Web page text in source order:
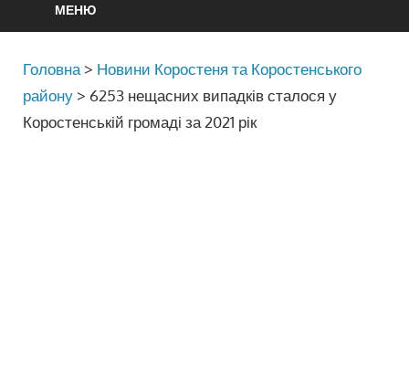
МЕНЮ
Головна > Новини Коростеня та Коростенського
району > 6253 нещасних випадків сталося у
Коростенській громаді за 2021 рік